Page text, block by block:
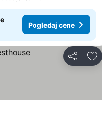
Pogledaj cene
Deli